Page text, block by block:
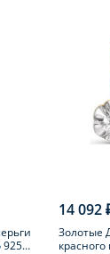
925
14 092
Золотые
красного